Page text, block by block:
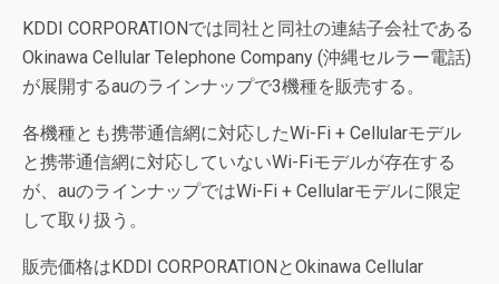
KDDI CORPORATIONでは同社と同社の連結子会社である
Okinawa Cellular Telephone Company (沖縄セルラー電話)
が展開するauのラインナップで3機種を販売する。
各機種とも携帯通信網に対応したWi-Fi + Cellularモデル
と携帯通信網に対応していないWi-Fiモデルが存在する
が、auのラインナップではWi-Fi + Cellularモデルに限定
して取り扱う。
販売価格はKDDI CORPORATIONとOkinawa Cellular